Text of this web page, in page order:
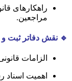
راهکارهای
مراجعین.
🔹 نقش دفاتر ثبت
الزامات
اهمیت